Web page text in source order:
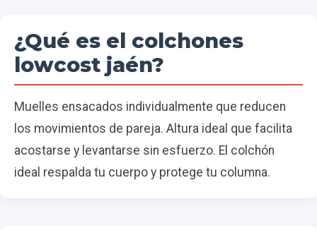
¿Qué es el colchones
lowcost jaén?
Muelles ensacados individualmente que reducen
los movimientos de pareja. Altura ideal que facilita
acostarse y levantarse sin esfuerzo. El colchón
ideal respalda tu cuerpo y protege tu columna.